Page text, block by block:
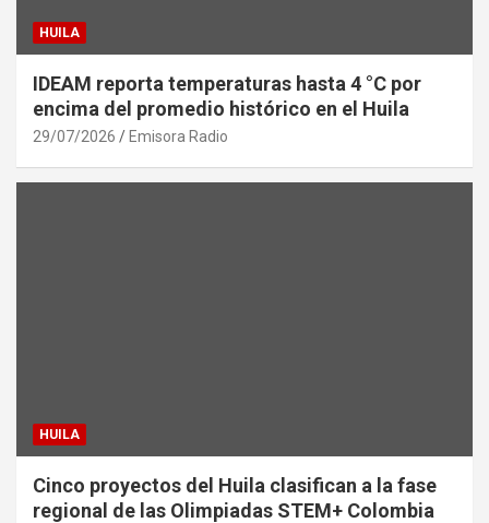
HUILA
IDEAM reporta temperaturas hasta 4 °C por
encima del promedio histórico en el Huila
29/07/2026 Emisora Radio
HUILA
Cinco proyectos del Huila clasifican a la fase
regional de las Olimpiadas STEM+ Colombia